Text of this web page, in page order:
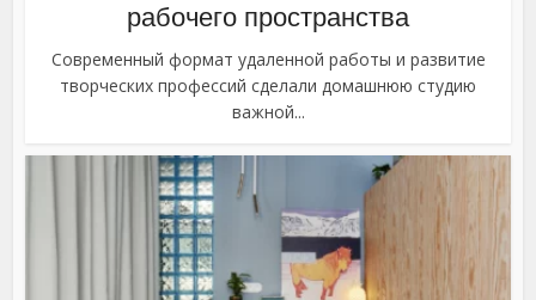
рабочего пространства
Современный формат удаленной работы и развитие
творческих профессий сделали домашнюю студию
важной...